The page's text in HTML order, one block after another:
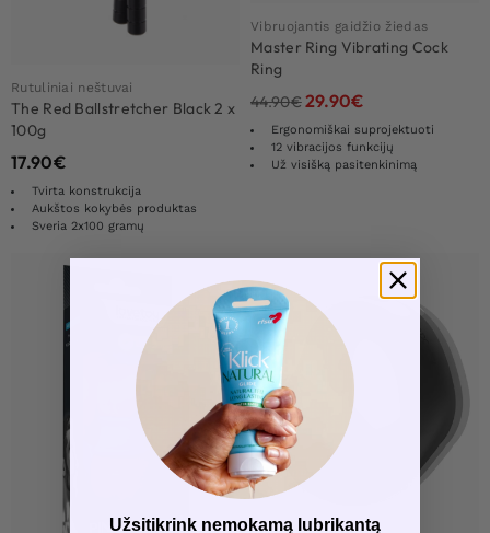
Rutuliniai neštuvai
The Red Ballstretcher Black 2 x
100g
17.90€
Tvirta konstrukcija
Aukštos kokybės produktas
Sveria 2x100 gramų
Vibruojantis gaidžio žiedas
Master Ring Vibrating Cock
Ring
44.90€29.90€
Ergonomiškai suprojektuoti
12 vibracijos funkcijų
Už visišką pasitenkinimą
Užsitikrink nemokamą lubrikantą